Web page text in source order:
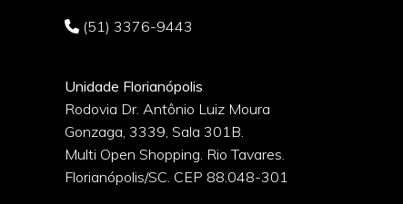
(51) 3376-9443
Unidade Florianópolis
Rodovia Dr. Antônio Luiz Moura
Gonzaga, 3339, Sala 301B.
Multi Open Shopping. Rio Tavares.
Florianópolis/SC. CEP 88.048-301